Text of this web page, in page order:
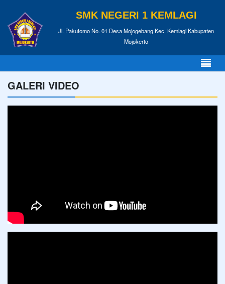
SMK NEGERI 1 KEMLAGI
Jl. Pakutomo No. 01 Desa Mojogebang Kec. Kemlagi Kabupaten
Mojokerto
GALERI VIDEO